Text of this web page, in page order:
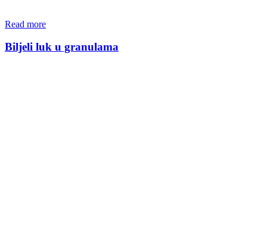
Read more
Biljeli luk u granulama